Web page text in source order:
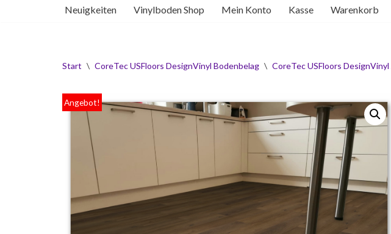
Neuigkeiten Vinylboden Shop Mein Konto Kasse Warenkorb
Start \ CoreTec USFloors DesignVinyl Bodenbelag \ CoreTec USFloors
Angebot!